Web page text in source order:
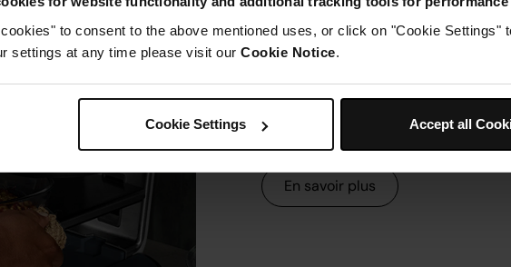
to consent to the above mentioned uses, or click on "Cookie Settings"
settings at any time please visit our Cookie Notice.
Cookie Settings Accept all
Des questions sur
produit ? On vous
Dépannage, questions fréquentes,
En savoir plus